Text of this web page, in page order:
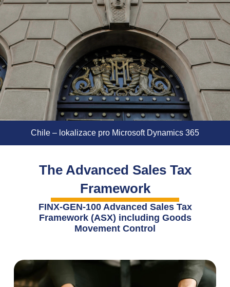
Chile – lokalizace pro Microsoft Dynamics 365
The Advanced Sales Tax
Framework
FINX-GEN-100 Advanced Sales Tax
Framework (ASX) including Goods
Movement Control